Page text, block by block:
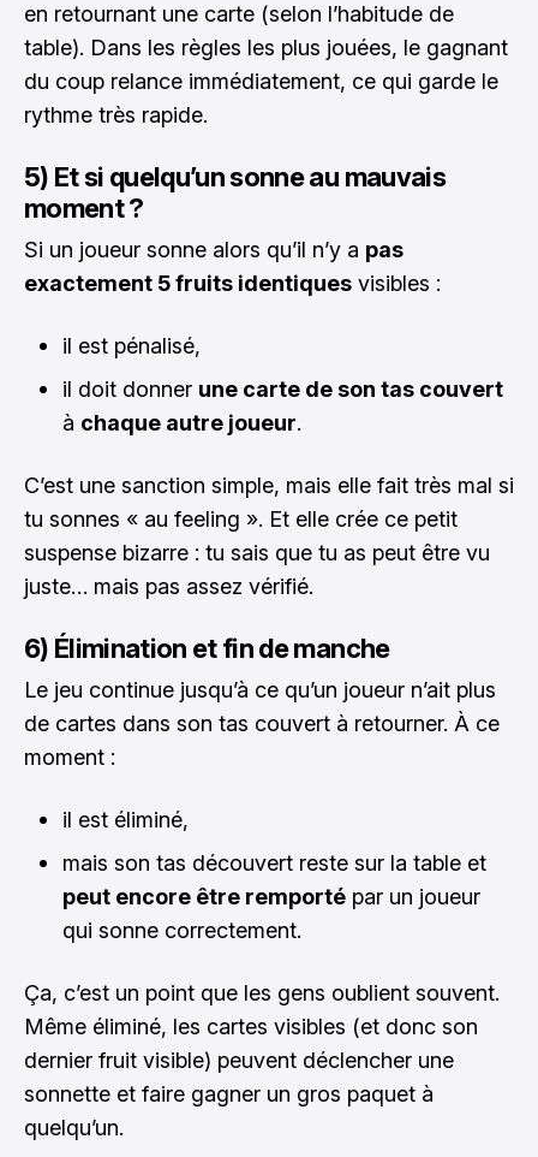
en retournant une carte (selon l’habitude de
table). Dans les règles les plus jouées, le gagnant
du coup relance immédiatement, ce qui garde le
rythme très rapide.
5) Et si quelqu’un sonne au mauvais
moment ?
Si un joueur sonne alors qu’il n’y a pas
exactement 5 fruits identiques visibles :
il est pénalisé,
il doit donner une carte de son tas couvert
à chaque autre joueur.
C’est une sanction simple, mais elle fait très mal si
tu sonnes « au feeling ». Et elle crée ce petit
suspense bizarre : tu sais que tu as peut être vu
juste… mais pas assez vérifié.
6) Élimination et fin de manche
Le jeu continue jusqu’à ce qu’un joueur n’ait plus
de cartes dans son tas couvert à retourner. À ce
moment :
il est éliminé,
mais son tas découvert reste sur la table et
peut encore être remporté par un joueur
qui sonne correctement.
Ça, c’est un point que les gens oublient souvent.
Même éliminé, les cartes visibles (et donc son
dernier fruit visible) peuvent déclencher une
sonnette et faire gagner un gros paquet à
quelqu’un.